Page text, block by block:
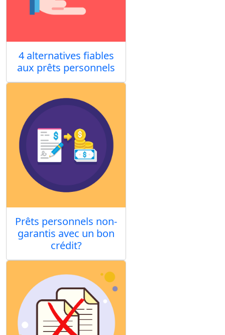
4 alternatives fiables
aux prêts personnels
Prêts personnels non-
garantis avec un bon
crédit?